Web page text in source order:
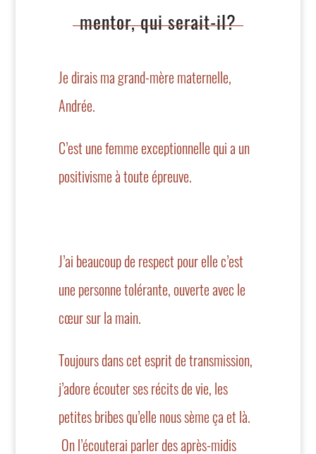
mentor, qui serait-il?
Je dirais ma grand-mère maternelle,
Andrée.
C’est une femme exceptionnelle qui a un
positivisme à toute épreuve.
J’ai beaucoup de respect pour elle c’est
une personne tolérante, ouverte avec le
cœur sur la main.
Toujours dans cet esprit de transmission,
j’adore écouter ses récits de vie, les
petites bribes qu’elle nous sème ça et là.
On l’écouterai parler des après-midis